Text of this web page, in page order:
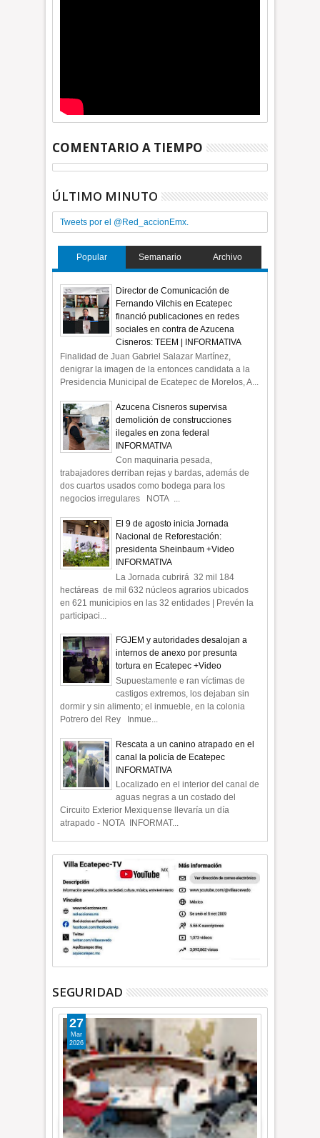
COMENTARIO A TIEMPO
ÚLTIMO MINUTO
Tweets por el @Red_accionEmx.
Popular Semanario Archivo
Director de Comunicación de
Fernando Vilchis en Ecatepec
financió publicaciones en redes
sociales en contra de Azucena
Cisneros: TEEM | INFORMATIVA
Finalidad de Juan Gabriel Salazar Martínez,
denigrar la imagen de la entonces candidata a la
Presidencia Municipal de Ecatepec de Morelos, A...
Azucena Cisneros supervisa
demolición de construcciones
ilegales en zona federal
INFORMATIVA
Con maquinaria pesada,
trabajadores derriban rejas y bardas, además de
dos cuartos usados como bodega para los
negocios irregulares NOTA ...
El 9 de agosto inicia Jornada
Nacional de Reforestación:
presidenta Sheinbaum +Video
INFORMATIVA
La Jornada cubrirá 32 mil 184
hectáreas de mil 632 núcleos agrarios ubicados
en 621 municipios en las 32 entidades | Prevén la
participaci...
FGJEM y autoridades desalojan a
internos de anexo por presunta
tortura en Ecatepec +Video
Supuestamente e ran víctimas de
castigos extremos, los dejaban sin
dormir y sin alimento; el inmueble, en la colonia
Potrero del Rey Inmue...
Rescata a un canino atrapado en el
canal la policía de Ecatepec
INFORMATIVA
Localizado en el interior del canal de
aguas negras a un costado del
Circuito Exterior Mexiquense llevaría un día
atrapado - NOTA INFORMAT...
SEGURIDAD
27
Mar
2026